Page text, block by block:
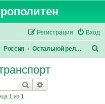
Вход
Регистрация
Россия Остальной рельсовый транспорт
Поиск
1 из 1